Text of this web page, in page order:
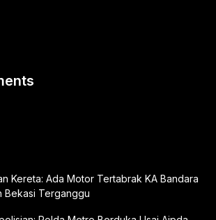
Kereta: Ada Motor Tertabrak KA Bandara
Bekasi Terganggu